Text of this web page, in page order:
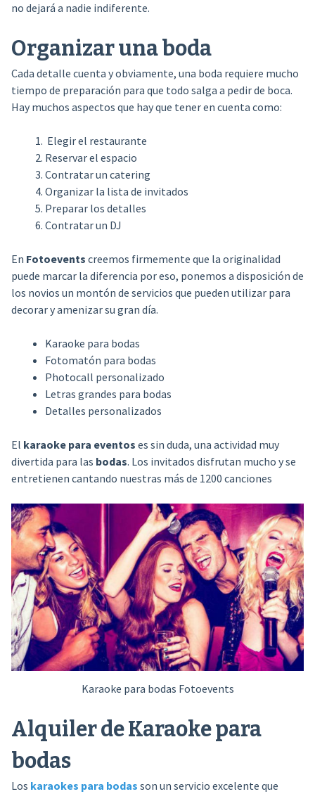
no dejará a nadie indiferente.
Organizar una boda
Cada detalle cuenta y obviamente, una boda requiere mucho
tiempo de preparación para que todo salga a pedir de boca.
Hay muchos aspectos que hay que tener en cuenta como:
Elegir el restaurante
Reservar el espacio
Contratar un catering
Organizar la lista de invitados
Preparar los detalles
Contratar un DJ
En Fotoevents creemos firmemente que la originalidad
puede marcar la diferencia por eso, ponemos a disposición de
los novios un montón de servicios que pueden utilizar para
decorar y amenizar su gran día.
Karaoke para bodas
Fotomatón para bodas
Photocall personalizado
Letras grandes para bodas
Detalles personalizados
El karaoke para eventos es sin duda, una actividad muy
divertida para las bodas. Los invitados disfrutan mucho y se
entretienen cantando nuestras más de 1200 canciones
Karaoke para bodas Fotoevents
Alquiler de Karaoke para
bodas
Los karaokes para bodas son un servicio excelente que